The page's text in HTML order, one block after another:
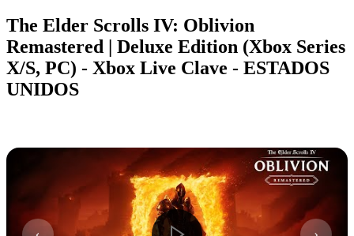
The Elder Scrolls IV: Oblivion
Remastered | Deluxe Edition (Xbox Series
X/S, PC) - Xbox Live Clave - ESTADOS
UNIDOS